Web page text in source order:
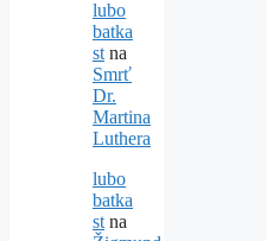
lubo
batka
st na
Smrť
Dr.
Martina
Luthera
lubo
batka
st na